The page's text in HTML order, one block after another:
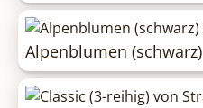
Alpenblumen (schwarz)